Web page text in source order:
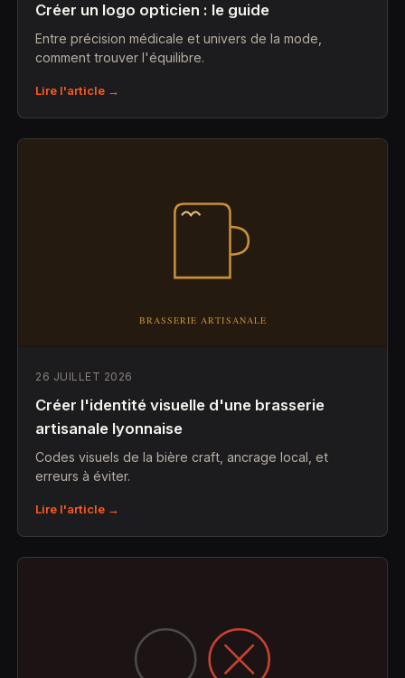
Créer un logo opticien : le guide
Entre précision médicale et univers de la mode,
comment trouver l'équilibre.
Lire l'article →
26 JUILLET 2026
Créer l'identité visuelle d'une brasserie
artisanale lyonnaise
Codes visuels de la bière craft, ancrage local, et
erreurs à éviter.
Lire l'article →